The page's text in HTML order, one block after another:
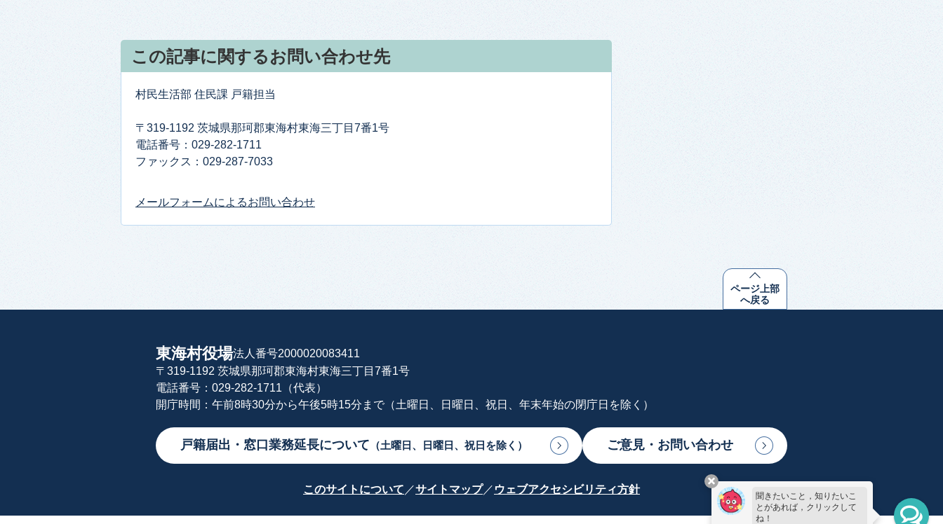
この記事に関するお問い合わせ先
村民生活部 住民課 戸籍担当
〒319-1192 茨城県那珂郡東海村東海三丁目7番1号
電話番号：029-282-1711
ファックス：029-287-7033
メールフォームによるお問い合わせ
ページ上部
へ戻る
東海村役場法人番号2000020083411
〒319-1192 茨城県那珂郡東海村東海三丁目7番1号
電話番号：029-282-1711（代表）
開庁時間：午前8時30分から午後5時15分まで（土曜日、日曜日、祝日、年末年始の閉庁日を除く）
戸籍届出・窓口業務延長について （土曜日、日曜日、祝日を除く） ご意見・お問い合わせ
このサイトについて サイトマップ ウェブアクセシビリティ方針
聞きたいこと，知りたいこ
とがあれば，クリックして
ね！